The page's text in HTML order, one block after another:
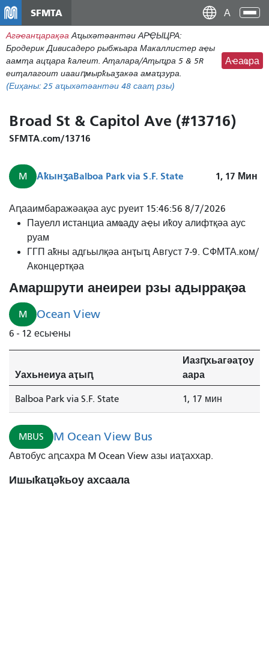
контену
принципал
SFMTA
Агәҽанҵарақәа Аҵыхәтәантәи АРҾЫЦРА:
Бродерик Дивисадеро рыбжьара Макаллистер аҿы
аамҭа ацҵара ҟалеит. Аҭалара/Аҭыҵра 5 & 5R
еиҭалагоит иааиԥмырҟьаӡакәа амаҵзура.
(Еиҳаны: 25 аҵыхәтәантәи 48 сааҭ рзы)
Аҽаҩра
Broad St & Capitol Ave (#13716)
SFMTA.com/13716
M АҟынӡаBalboa Park via S.F. State 1, 17 Мин
М
Океан
Балбоа
Апарк
SF
State
ала
1
минуҭк
инаӡоит.
Аԥааимбаражәақәа аус руеит 15:46:56 8/7/2026
Пауелл истанциа амҩаду аҿы иҟоу алифтқәа аус
руам
ГГП аҟны адгьылқәа анҭыҵ Август 7-9. СФМТА.ком/
Аконцертқәа
Амаршрути анеиреи рзы адыррақәа
M Ocean View
6 - 12 есыҽны
Уахьнеиуа аҭыԥ
Иазԥхьагәаҭоу
аара
Balboa Park via S.F. State 1, 17 мин
MBUS M Ocean View Bus
Автобус аԥсахра M Ocean View азы иаҭаххар.
Ишыҟаҵәҟьоу ахсаала